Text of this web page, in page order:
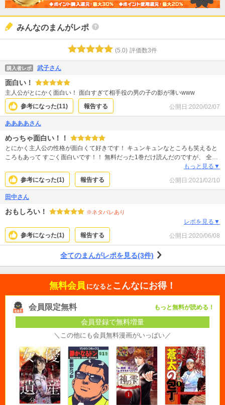
みんなのまんがレポ
(5.0) 評価数3件
購入者レポ 武子さん
面白い！
主人公がとにかく面白い！ 面白すぎて相手役の男の子の影が薄いwww
参考になった(11) 報告する 公開日:2020/02/07
ああああさん
めっちゃ面白い！！
とにかく主人公の性格が面白くて好きです！ キュンキュンなところも笑えると
ころもあって すごく面白いです！！ 無料だった1巻だけ読んだのですが、 全部
もっと見る▼
参考になった(1) 報告する 公開日:2021/02/10
田中さん
おもしろい！ ※ネタバレあり
レポを見る▼
参考になった(1) 報告する 公開日:2020/06/08
全てのまんがレポを見る(3件)
無料会員 になると こんなにお得！
会員限定無料 もっと無料が読める！
会員登録で無料増量
＼この他にも会員無料漫画がいっぱい／